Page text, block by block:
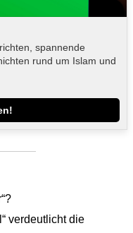
spannende
rund um Islam und
verdeutlicht die